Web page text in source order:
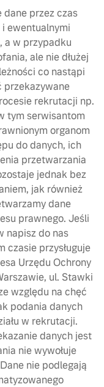
przez czas
ewentualnymi
a w przypadku
ale nie dłużej
co nastąpi
przekazywane
rekrutacji np.
tym serwisantom
organom
do danych, ich
przetwarzania
jednak bez
jak również
dane
prawnego. Jeśli
napisz do nas
czasie przysługuje
Urzędu Ochrony
ul. Stawki
względu na chęć
podania danych
w rekrutacji.
danych jest
nie wywołuje
nie podlegają